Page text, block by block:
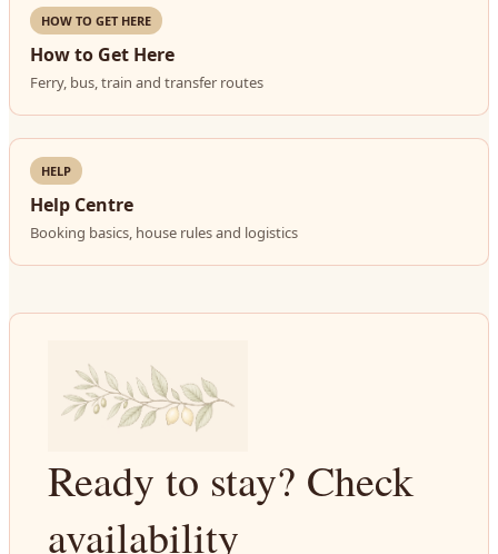
HOW TO GET HERE
How to Get Here
Ferry, bus, train and transfer routes
HELP
Help Centre
Booking basics, house rules and logistics
Ready to stay? Check
availability